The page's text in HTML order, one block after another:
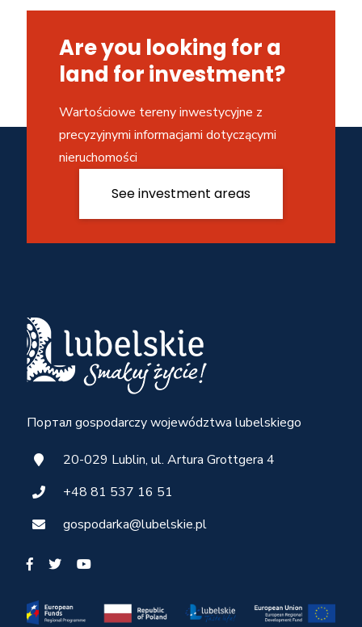
Are you looking for a
land for investment?
Wartościowe tereny inwestycyjne z
precyzyjnymi informacjami dotyczącymi
nieruchomości
See investment areas
Портал gospodarczy województwa lubelskiego
20-029 Lublin, ul. Artura Grottgera 4
+48 81 537 16 51
gospodarka@lubelskie.pl